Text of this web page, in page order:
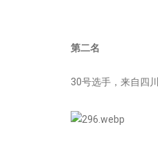
第二名
30号选手，来自四